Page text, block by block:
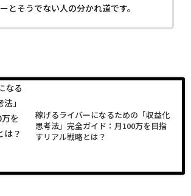
ーとそうでない人の分かれ道です。
稼げるライバーになるための「収益化
思考法」完全ガイド：月100万を目指
すリアル戦略とは？